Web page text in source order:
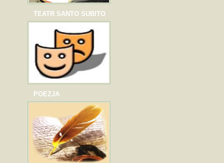
TEATR SANTO SUBITO
POEZJA